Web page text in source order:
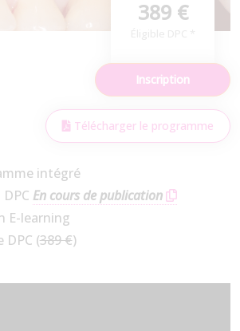
389 €
Inscription
Télécharger le programme
intégré
En cours de publication
E-learning
DPC (389 €)